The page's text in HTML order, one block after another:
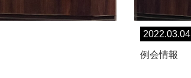
2022.03.04
例会情報